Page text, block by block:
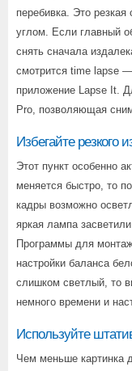
перебивка. Это
углом. Если главный
снять сначала
смотрится time lapse
приложение Lapse It.
Pro, позволяющая
Избегайте резкого
Этот пункт особенно
меняется быстро, то
кадры возможно
яркая лампа
Программы для
настройки баланса
слишком светлый, то
немного времени и
Используйте
Чем меньше картинка